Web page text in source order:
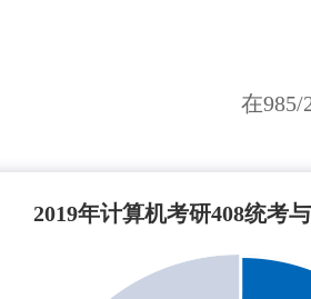
在985/
2019年计算机考研408统考